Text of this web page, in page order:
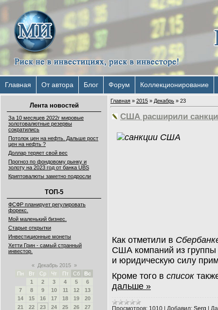
Главная От автора Блог Форум Коллекционирование
Лента новостей
За 10 месяцев 2022г мировые
золотовалютные резервы
сократились
Потолок цен на нефть. Дальше рост
цен на нефть ?
Доллар теряет свой вес
Прогноз по фондовому рынку и
золоту на 2023 год от банка UBS
Криптовалюты заметно подросли
ТОП-5
ФСФР планирует регулировать
форекс.
Мой маленький бизнес.
Старые открытки
Инвестиционные монеты
Хетти Грин - самый странный
инвестор.
« Декабрь 2015 »
Пн
Вт Ср Чт Пт Сб
Вс
1
2 3 4 5
6
7
8 9 10 11 12
13
14
15 16 17 18 19
20
21
22 23 24 25 26
27
Главная » 2015 » Декабрь » 23
США расширили
Как отметили в
США компаний из группы
и юридическую силу
Кроме того в список
дальше »